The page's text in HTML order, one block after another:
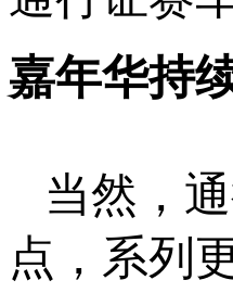
嘉年华持
当然，
点，系列